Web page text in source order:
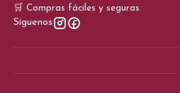
🛒 Compras fáciles y seguras
Síguenos